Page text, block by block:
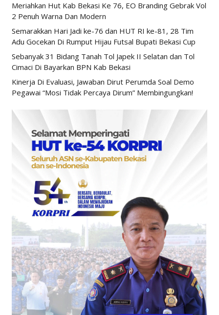
Meriahkan Hut Kab Bekasi Ke 76, EO Branding Gebrak Vol
2 Penuh Warna Dan Modern
Semarakkan Hari Jadi ke-76 dan HUT RI ke-81, 28 Tim
Adu Gocekan Di Rumput Hijau Futsal Bupati Bekasi Cup
Sebanyak 31 Bidang Tanah Tol Japek II Selatan dan Tol
Cimaci Di Bayarkan BPN Kab Bekasi
Kinerja Di Evaluasi, Jawaban Dirut Perumda Soal Demo
Pegawai “Mosi Tidak Percaya Dirum” Membingungkan!